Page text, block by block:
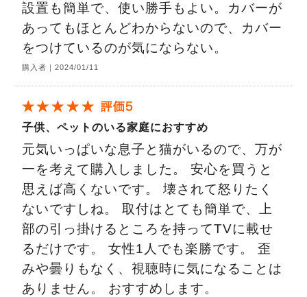
設置も簡単で、使い勝手もよい。カバーが
あってもほとんどわからないので、カバー
をつけているのが気にならない。
購入者｜2024/01/11
子供、ペットのいる家庭におすすめ
元気いっぱいな息子と猫がいるので、万が
一を考えて購入しました。 安心を買うと
思えば高くないです。 壊されて怒りたく
ないですしね。 取付はとても簡単で、上
部の引っ掛けるところを持ってTVに載せ
るだけです。 女性1人でも楽勝です。 歪
みや曇りもなく、視聴時に気になることは
ありません。 おすすめします。